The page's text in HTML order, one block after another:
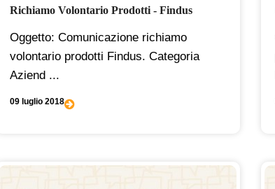
Richiamo Volontario Prodotti - Findus
Oggetto: Comunicazione richiamo
volontario prodotti Findus. Categoria
Aziend ...
09 luglio 2018